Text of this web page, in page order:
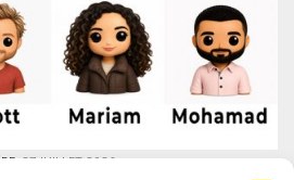
27 JUILLET 2026
DES AMBASSADEURS SUR LINKEDIN